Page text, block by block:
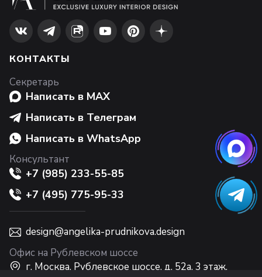
КОНТАКТЫ
Секретарь
Написать в MAX
Написать в Телеграм
Написать в WhatsApp
Консультант
+7 (985) 233-55-85
+7 (495) 775-95-33
design@angelika-prudnikova.design
Офис на Рублевском шоссе
г. Москва, Рублевское шоссе, д. 52а, 3 этаж,